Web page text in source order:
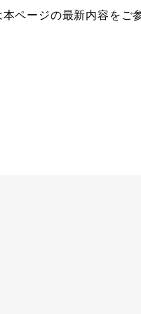
ページの最新内容をご